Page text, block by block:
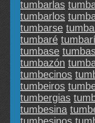
tumbarlas
tumbarlos
tumbarse
tumbaré
tumbase
tumbazón
tumbecinos
tumbeiros
tumbergias
tumbesina